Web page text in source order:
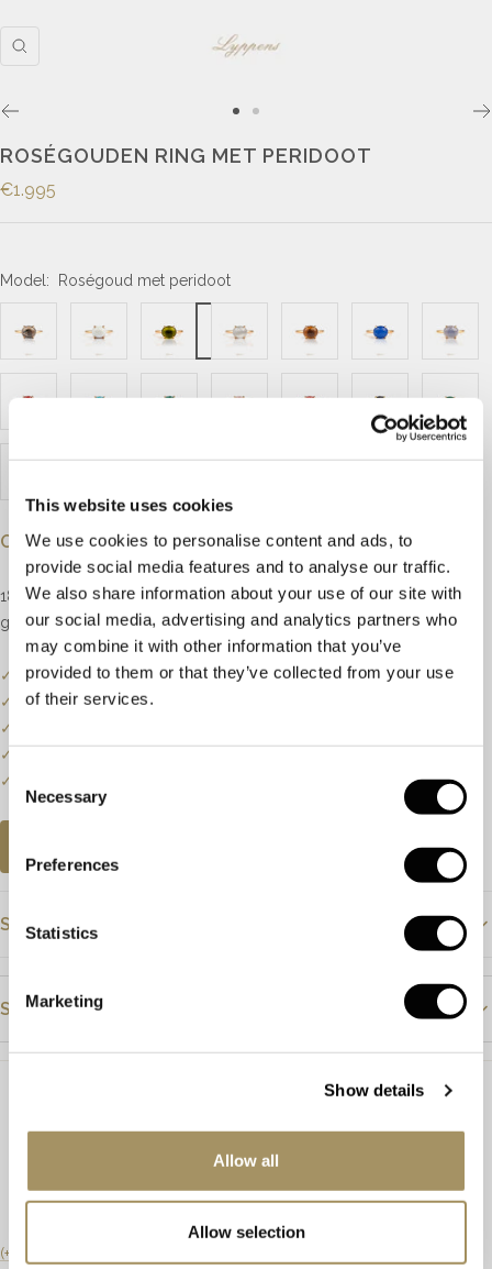
This website uses cookies
We use cookies to personalise content and ads, to
provide social media features and to analyse our traffic.
We also share information about your use of our site with
our social media, advertising and analytics partners who
may combine it with other information that you’ve
provided to them or that they’ve collected from your use
of their services.
Consent
Selection
Necessary
Preferences
Statistics
Marketing
Show details
Allow all
Allow selection
ROSÉGOUDEN RING MET PERIDOOT
€1.995
Model: Roségoud met peridoot
Omschrijving
18kt roségouden ring uit de capri collectie, model large
gefacetteerd, gezet met een peridoot.
✓
Onze website dient als online etalage.
✓
Bel of mail ons voor de actuele voorraadstatus.
✓
✓
✓
Specificaties
Artikelnummer 62929
Steendetails
Zuiverheid
(+31) 20 6270901